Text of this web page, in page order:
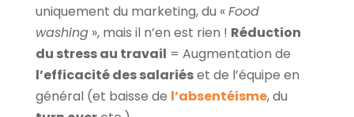
uniquement du marketing, du «Food
washing», mais il n’en est rien ! Réduction
du stress au travail = Augmentation de
l’efficacité des salariéset de l’équipe en
général (et baisse de l’absentéisme, du